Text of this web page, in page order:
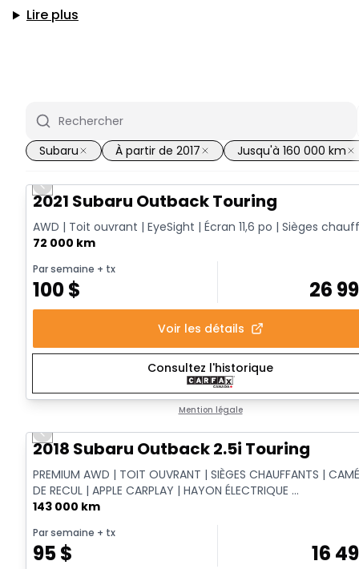
Lire plus
Subaru À partir de 2017 Jusqu'à 160 000 km
Previous slide
2021 Subaru Outback Touring
AWD | Toit ouvrant | EyeSight | Écran 11,6 po | Sièges
72 000 km
Par semaine + tx
100$ 26
Voir les détails
Consultez l'historique
Mention légale
Previous slide
2018 Subaru Outback 2.5i Touring
PREMIUM AWD | TOIT OUVRANT | SIÈGES CHAUFFANTS |
DE RECUL | APPLE CARPLAY | HAYON ÉLECTRIQUE ...
143 000 km
Par semaine + tx
95$ 16